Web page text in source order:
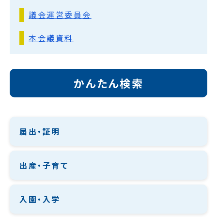
議会運営委員会
本会議資料
かんたん検索
届出・証明
出産・子育て
入園・入学